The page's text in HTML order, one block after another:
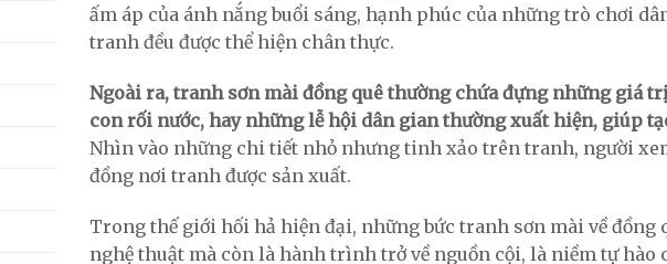
ấm áp của ánh nắng buổi sáng, hạnh phúc của những trò chơi
tranh đều được thể hiện chân thực.
Ngoài ra, tranh sơn mài đồng quê thường chứa đựng những giá
con rối nước, hay những lễ hội dân gian thường xuất hiện, giúp
Nhìn vào những chi tiết nhỏ nhưng tinh xảo trên tranh, người
đồng nơi tranh được sản xuất.
Trong thế giới hối hả hiện đại, những bức tranh sơn mài về
nghệ thuật mà còn là hành trình trở về nguồn cội, là niềm tự